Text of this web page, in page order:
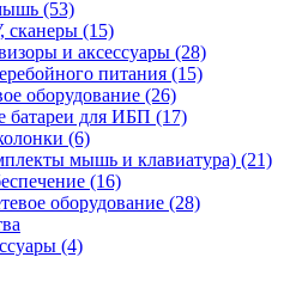
(53)
(15)
и аксессуары (28)
питания (15)
оборудование (26)
батареи для ИБП (17)
(6)
мышь и клавиатура) (21)
(16)
оборудование (28)
(4)